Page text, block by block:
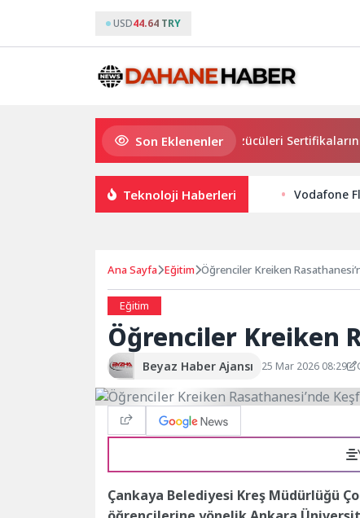
USD44.64 TRY
Son Eklenenler
Osmangazi’de Geleceğin Yüzücüleri Sertifikalarını Aldı
Teknoloji Haberleri Vodafone
Ana Sayfa Eğitim Öğrenciler Kreiken
Eğitim
Öğrenciler Kreiken
Beyaz Haber Ajansı 25 Mar 2026 08:29
Çankaya Belediyesi Kreş Müdürlüğü